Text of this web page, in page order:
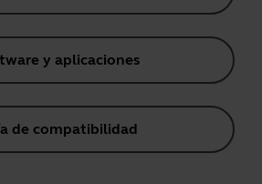
y aplicaciones
de compatibilidad